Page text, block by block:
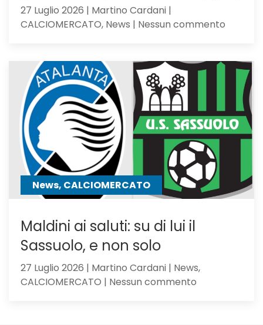
27 Luglio 2026 | Martino Cardani |
CALCIOMERCATO, News | Nessun commento
tra
seguiti
anche
Hojbjerg
News, CALCIOMERCATO
Maldini ai saluti: su di lui il
Sassuolo, e non solo
27 Luglio 2026 | Martino Cardani | News,
CALCIOMERCATO | Nessun commento